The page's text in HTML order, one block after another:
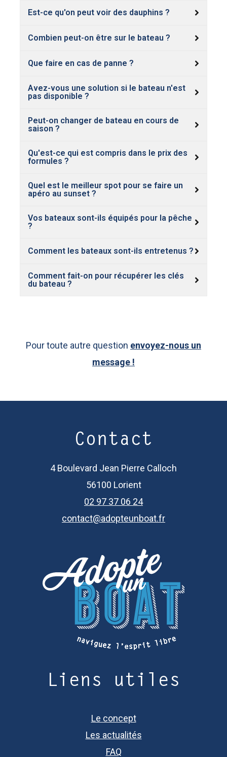
Est-ce qu'on peut voir des dauphins ?
Combien peut-on être sur le bateau ?
Que faire en cas de panne ?
Avez-vous une solution si le bateau n'est
pas disponible ?
Peut-on changer de bateau en cours de
saison ?
Qu'est-ce qui est compris dans le prix des
formules ?
Quel est le meilleur spot pour se faire un
apéro au sunset ?
Vos bateaux sont-ils équipés pour la pêche
?
Comment les bateaux sont-ils entretenus ?
Comment fait-on pour récupérer les clés
du bateau ?
Pour toute autre question envoyez-nous un
message !
Contact
4 Boulevard Jean Pierre Calloch
56100 Lorient
02 97 37 06 24
contact@adopteunboat.fr
Liens utiles
Le concept
Les actualités
FAQ